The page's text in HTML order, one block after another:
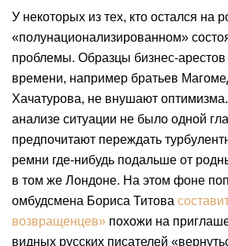
У некоторых из тех, кто остался на
«полунационализированном»
проблемы. Образцы бизнес-арестов
времени, например братьев
Хачатурова, не внушают
анализе ситуации не было одной
предпочитают переждать
ремни где-нибудь подальше от
в том же Лондоне. На этом фоне
омбудсмена Бориса Титова
возвращенцев» похожи на
видных русских писателей